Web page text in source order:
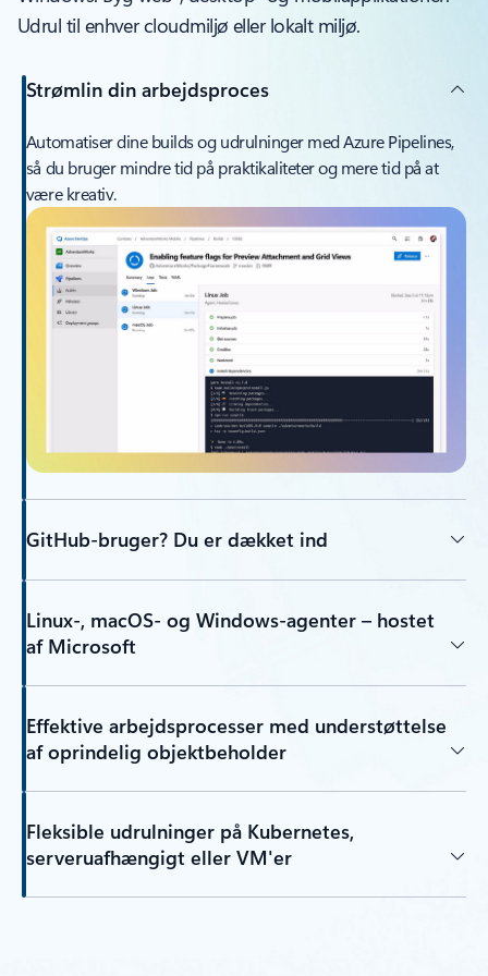
Udrul til enhver cloudmiljø eller lokalt miljø.
Strømlin din arbejdsproces
Automatiser dine builds og udrulninger med Azure Pipelines,
så du bruger mindre tid på praktikaliteter og mere tid på at
være kreativ.
GitHub-bruger? Du er dækket ind
Linux-, macOS- og Windows-agenter – hostet
af Microsoft
Effektive arbejdsprocesser med understøttelse
af oprindelig objektbeholder
Fleksible udrulninger på Kubernetes,
serveruafhængigt eller VM'er